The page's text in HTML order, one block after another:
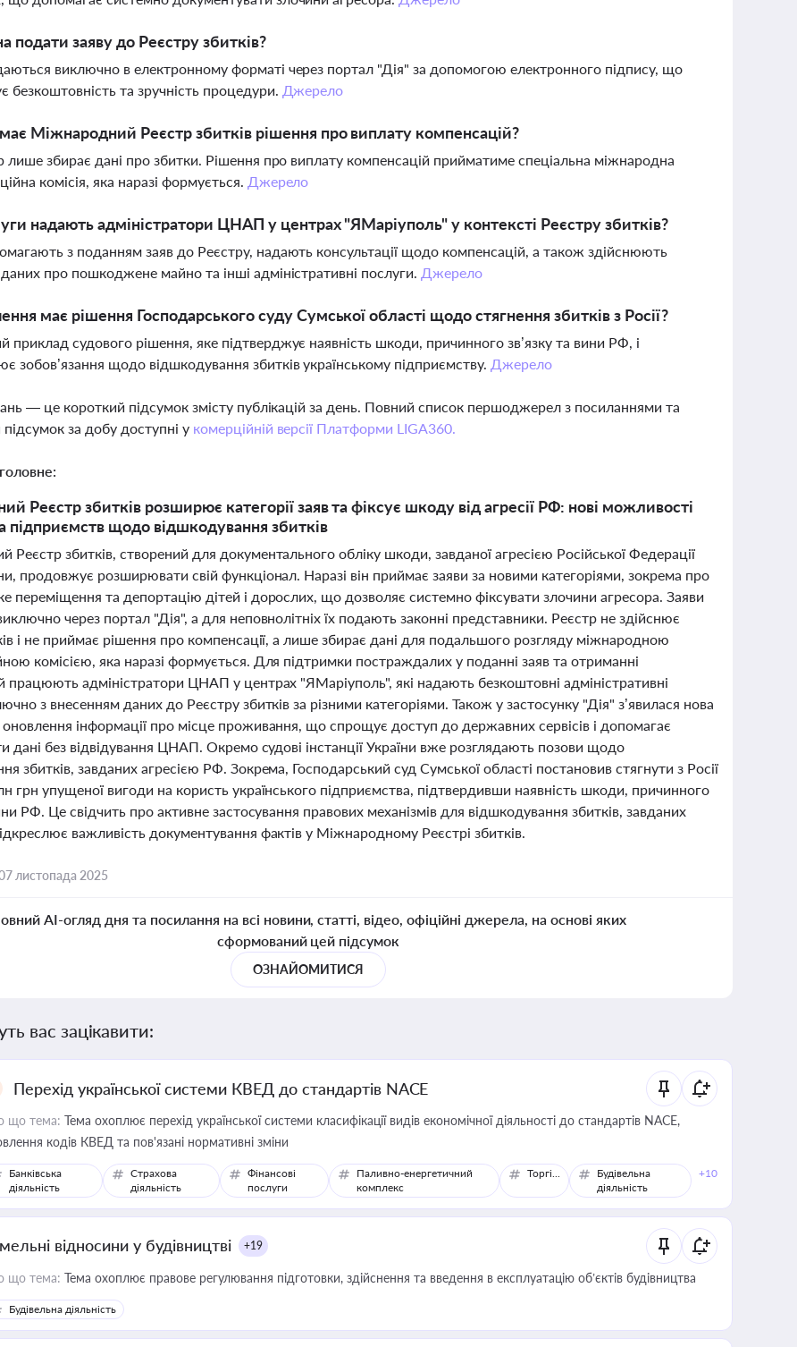
подати заяву до Реєстру збитків?
виключно в електронному форматі через портал "Дія" за допомогою електронного підпису, що
безкоштовність та зручність процедури. Джерело
Міжнародний Реєстр збитків рішення про виплату компенсацій?
лише збирає дані про збитки. Рішення про виплату компенсацій прийматиме спеціальна міжнародна
комісія, яка наразі формується. Джерело
надають адміністратори ЦНАП у центрах "ЯМаріуполь" у контексті Реєстру збитків?
з поданням заяв до Реєстру, надають консультації щодо компенсацій, а також здійснюють
про пошкоджене майно та інші адміністративні послуги. Джерело
має рішення Господарського суду Сумської області щодо стягнення збитків з Росії?
приклад судового рішення, яке підтверджує наявність шкоди, причинного зв’язку та вини РФ, і
зобов’язання щодо відшкодування збитків українському підприємству. Джерело
— це короткий підсумок змісту публікацій за день. Повний список першоджерел з посиланнями та
за добу доступні у комерційній версії Платформи LIGA360.
Реєстр збитків розширює категорії заяв та фіксує шкоду від агресії РФ: нові можливості
щодо відшкодування збитків
Реєстр збитків, створений для документального обліку шкоди, завданої агресією Російської Федерації
продовжує розширювати свій функціонал. Наразі він приймає заяви за новими категоріями, зокрема про
переміщення та депортацію дітей і дорослих, що дозволяє системно фіксувати злочини агресора. Заяви
через портал "Дія", а для неповнолітніх їх подають законні представники. Реєстр не здійснює
і не приймає рішення про компенсації, а лише збирає дані для подальшого розгляду міжнародною
комісією, яка наразі формується. Для підтримки постраждалих у поданні заяв та отриманні
працюють адміністратори ЦНАП у центрах "ЯМаріуполь", які надають безкоштовні адміністративні
з внесенням даних до Реєстру збитків за різними категоріями. Також у застосунку "Дія" з’явилася нова
інформації про місце проживання, що спрощує доступ до державних сервісів і допомагає
дані без відвідування ЦНАП. Окремо судові інстанції України вже розглядають позови щодо
збитків, завданих агресією РФ. Зокрема, Господарський суд Сумської області постановив стягнути з Росії
грн упущеної вигоди на користь українського підприємства, підтвердивши наявність шкоди, причинного
РФ. Це свідчить про активне застосування правових механізмів для відшкодування збитків, завданих
важливість документування фактів у Міжнародному Реєстрі збитків.
листопада 2025
AI-огляд дня та посилання на всі новини, статті, відео, офіційні джерела, на основі яких
сформований цей підсумок
ОЗНАЙОМИТИСЯ
вас зацікавити:
Перехід української системи КВЕД до стандартів NACE
що тема: Тема охоплює перехід української системи класифікації видів економічної діяльності до стандартів NACE,
кодів КВЕД та пов'язані нормативні зміни
Банківська
діяльність
Страхова
діяльність
Фінансові
послуги
Паливно-енергетичний
комплекс
Торгівля
Будівельна
діяльність
+10
відносини у будівництві +19
що тема: Тема охоплює правове регулювання підготовки, здійснення та введення в експлуатацію об’єктів будівництва
Будівельна діяльність